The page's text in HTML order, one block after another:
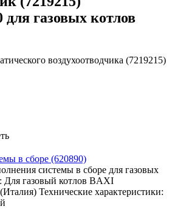
для газовых котлов
воздухоотводчика (7219215)
в сборе (620890)
системы в сборе для газовых
Для газовый котлов BAXI
Технические характеристики: